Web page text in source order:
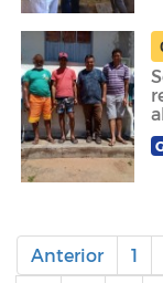
Anterior 1